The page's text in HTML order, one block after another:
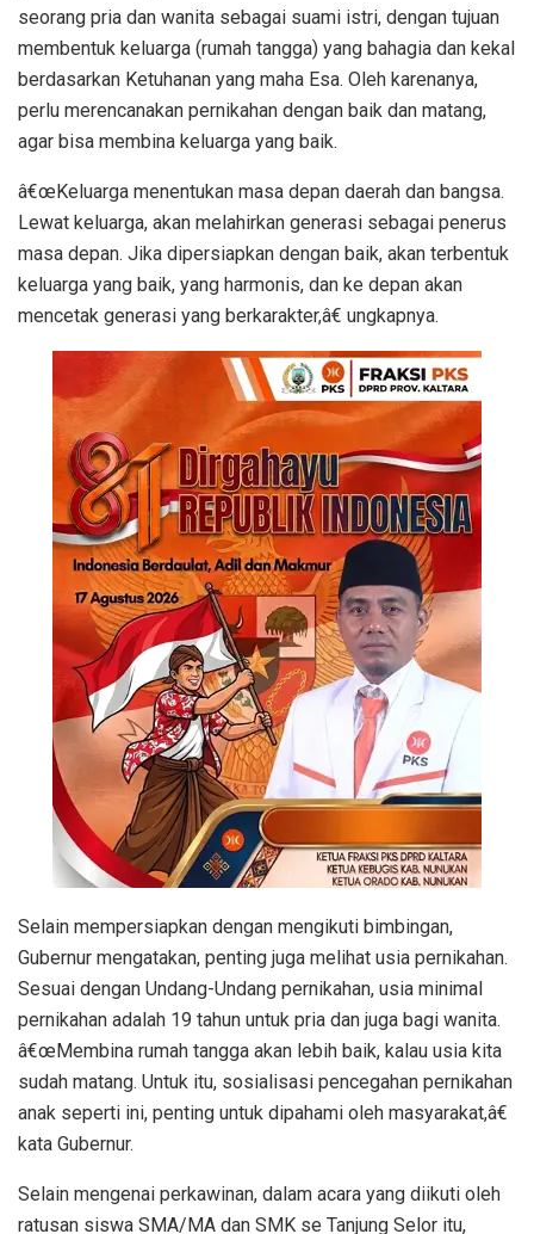
seorang pria dan wanita sebagai suami istri, dengan tujuan
membentuk keluarga (rumah tangga) yang bahagia dan kekal
berdasarkan Ketuhanan yang maha Esa. Oleh karenanya,
perlu merencanakan pernikahan dengan baik dan matang,
agar bisa membina keluarga yang baik.
â€œKeluarga menentukan masa depan daerah dan bangsa.
Lewat keluarga, akan melahirkan generasi sebagai penerus
masa depan. Jika dipersiapkan dengan baik, akan terbentuk
keluarga yang baik, yang harmonis, dan ke depan akan
mencetak generasi yang berkarakter,â€ ungkapnya.
Selain mempersiapkan dengan mengikuti bimbingan,
Gubernur mengatakan, penting juga melihat usia pernikahan.
Sesuai dengan Undang-Undang pernikahan, usia minimal
pernikahan adalah 19 tahun untuk pria dan juga bagi wanita.
â€œMembina rumah tangga akan lebih baik, kalau usia kita
sudah matang. Untuk itu, sosialisasi pencegahan pernikahan
anak seperti ini, penting untuk dipahami oleh masyarakat,â€
kata Gubernur.
Selain mengenai perkawinan, dalam acara yang diikuti oleh
ratusan siswa SMA/MA dan SMK se Tanjung Selor itu,